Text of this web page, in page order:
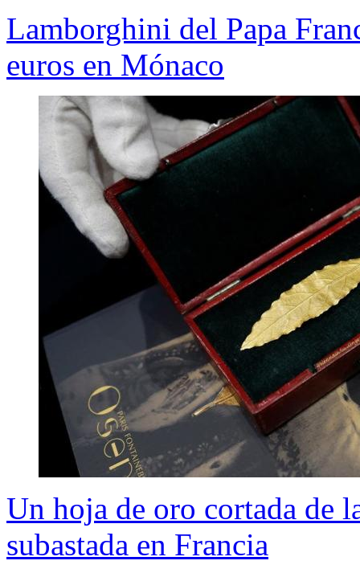
Lamborghini del Papa
euros en Mónaco
Un hoja de oro cortada de
subastada en Francia